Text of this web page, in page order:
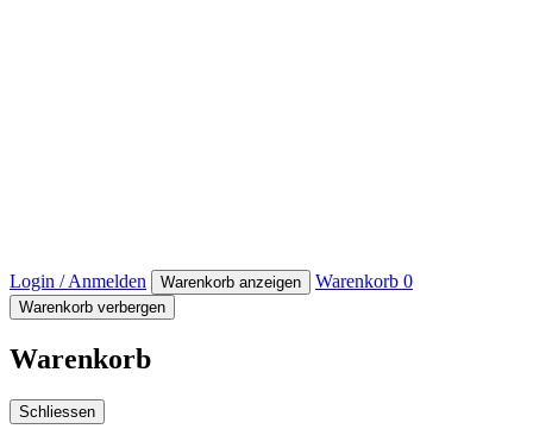
Login / Anmelden Warenkorb anzeigen Warenkorb 0
Warenkorb verbergen
Warenkorb
Schliessen